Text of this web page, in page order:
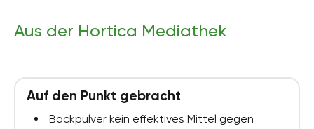
Aus der Hortica Mediathek
Auf den Punkt gebracht
Backpulver kein effektives Mittel gegen